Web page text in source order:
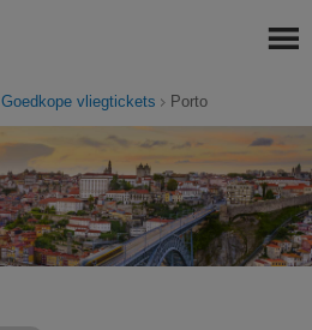
Goedkope vliegtickets Porto